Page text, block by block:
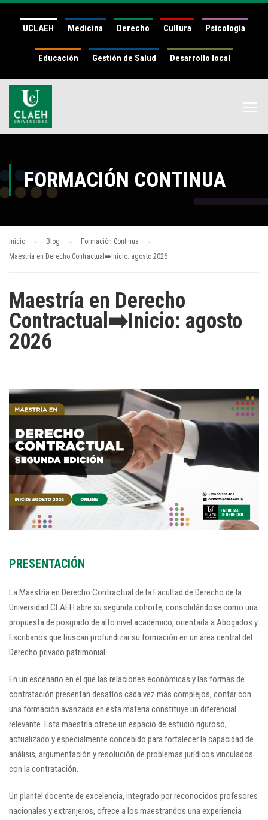
UCLAEH Medicina Derecho Cultura Psicología
Educación Gestión de Salud Desarrollo local
FORMACIÓN CONTINUA
Inicio Blog
Formación Continua
Maestría en Derecho Contractual➡️Inicio: agosto 2026
Maestría en Derecho
Contractual➡️Inicio: agosto
2026
PRESENTACIÓN
La Maestría en Derecho Contractual de la Facultad de Derecho de la
Universidad CLAEH abre su segunda cohorte, consolidándose como una
propuesta de posgrado de alto nivel académico, orientada a Abogados y
Escribanos que buscan profundizar su formación en un área central del
Derecho privado patrimonial.
En un escenario en el que las relaciones económicas y las formas de
contratación presentan desafíos cada vez más complejos, contar con
una formación avanzada en esta materia constituye un diferencial
relevante. Esta maestría ofrece un espacio de estudio riguroso,
actualizado y especialmente concebido para fortalecer la capacidad de
análisis, argumentación y resolución de problemas jurídicos vinculados
con la contratación.
Un plantel docente de excelencia, integrado por reconocidos profesores
nacionales y extranjeros, ofrece a los maestrandos una experiencia